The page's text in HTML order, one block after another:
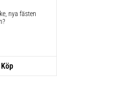
nya fästen